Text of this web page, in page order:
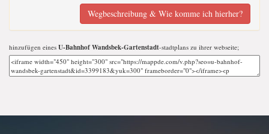
Wegbeschreibung & Wie komme ich hierher?
hinzufügen eines U-Bahnhof Wandsbek-Gartenstadt-stadtplans zu ihrer webseite;